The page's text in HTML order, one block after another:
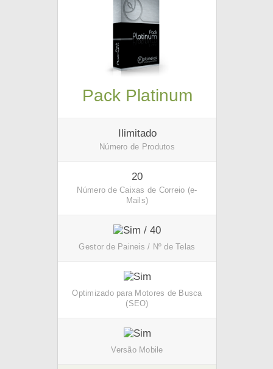
Pack Platinum
Ilimitado
Número de Produtos
20
Número de Caixas de Correio (e-
Mails)
/ 40
Gestor de Paineis / Nº de Telas
Optimizado para Motores de Busca
(SEO)
Versão Mobile